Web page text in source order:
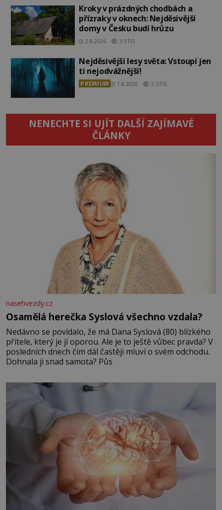
Kroky v prázdných chodbách a
přízraky v oknech: Nejděsivější
domy v Česku budí hrůzu
2.8.2026 3.3TIS
Nejděsivější lesy světa: Vstoupí jen
ti nejodvážnější!
PREMIUM 1.8.2026 3.5TIS
NENECHTE SI UJÍT DALŠÍ ZAJÍMAVÉ
ČLÁNKY
nasehvezdy.cz
Osamělá herečka Syslová všechno vzdala?
Nedávno se povídalo, že má Dana Syslová (80) blízkého
přítele, který je jí oporou. Ale je to ještě vůbec pravda? V
posledních dnech čím dál častěji mluví o svém odchodu.
Dohnala ji snad samota? Půs